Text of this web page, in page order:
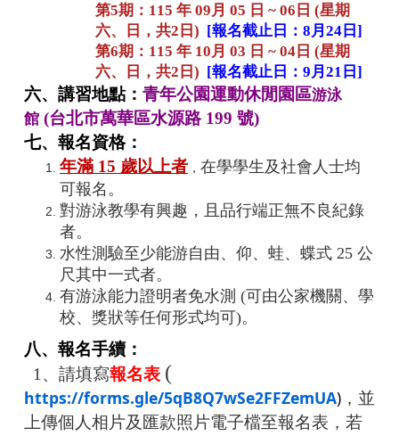
第5期：115 年 09月 05 日 ~ 06日 (星期
六、日，共2日) [報名截止日：8月24日]
第6期：115 年 10月 03 日 ~ 04日 (星期
六、日，共2日) [報名截止日：9月21日]
六、講習地點： 青年公園運動休閒園區游泳
館 (台北市萬華區水源路 199 號)
七、報名資格：
年滿 15 歲以上者 ， 在學學生及社會人士均
可報名。
對游泳教學有興趣，且品行端正無不良紀錄
者。
水性測驗至少能游自由、仰、蛙、蝶式 25 公
尺其中一式者。
有游泳能力證明者免水測 (可由公家機關、學
校、獎狀等任何形式均可)。
八、報名手續：
1、請填寫報名表 (
https://forms.gle/5qB8Q7wSe2FFZemUA) ，並
上傳個人相片及匯款照片電子檔至報名表，若